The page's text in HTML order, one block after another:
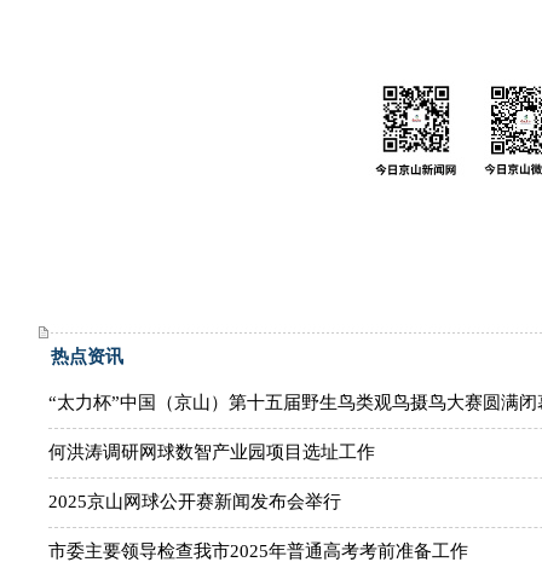
热点资讯
“太力杯”中国（京山）第十五届野生鸟类观鸟摄鸟大赛圆满闭
何洪涛调研网球数智产业园项目选址工作
2025京山网球公开赛新闻发布会举行
市委主要领导检查我市2025年普通高考考前准备工作